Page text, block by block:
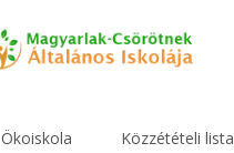
Ökoiskola Közzétételi lista